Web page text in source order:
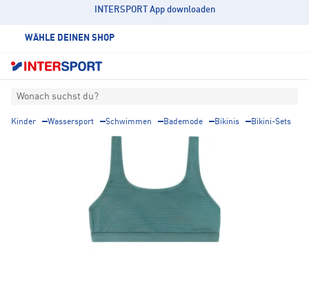
INTERSPORT App downloaden
WÄHLE DEINEN SHOP
Wonach suchst du?
Kinder Wassersport Schwimmen Bademode Bikinis Bikini-Sets